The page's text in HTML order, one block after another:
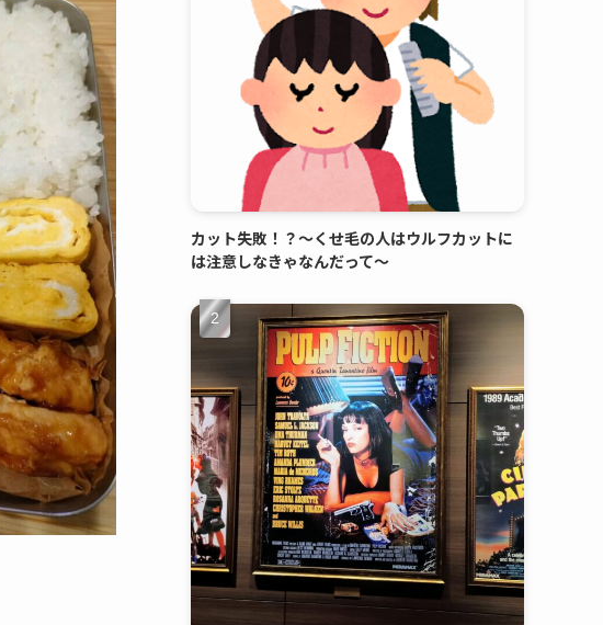
カット失敗！？～くせ毛の人はウルフカットに
は注意しなきゃなんだって～